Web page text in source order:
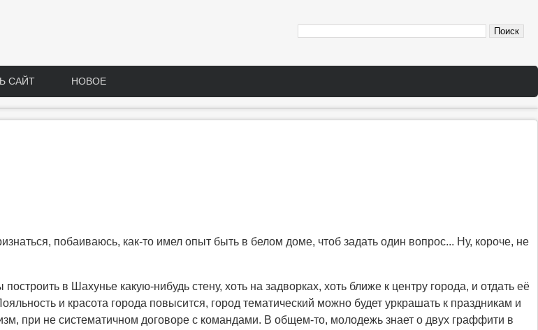
САЙТ НОВОЕ
побаиваюсь, как-то имел опыт быть в белом доме, чтоб задать один вопрос... Ну, короче, не
в Шахунье какую-нибудь стену, хоть на задворках, хоть ближе к центру города, и отдать её
и красота города повысится, город тематический можно будет уркрашать к праздникам и
при не систематичном договоре с командами. В общем-то, молодежь знает о двух граффити в